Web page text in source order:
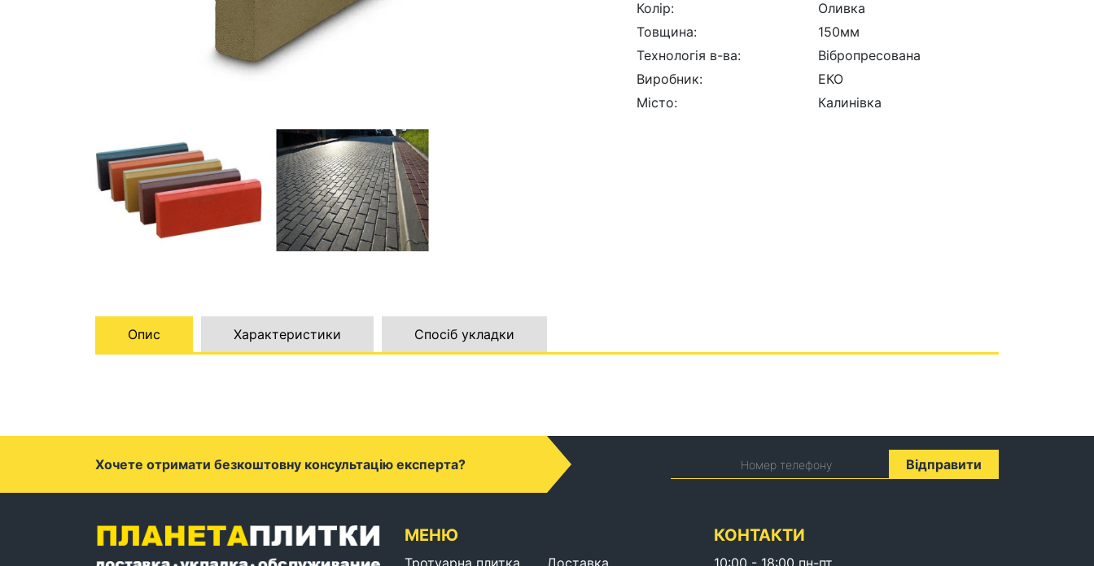
Колір:
Оливка
Товщина:
150мм
Технологія в-ва:
Вібропресована
Виробник:
ЕКО
Місто:
Калинівка
Опис Характеристики Спосіб укладки
Хочете отримати безкоштовну консультацію експерта? Номер телефону Відправити
МЕНЮ
Тротуарна плитка Доставка
КОНТАКТИ
10:00 - 18:00 пн-пт